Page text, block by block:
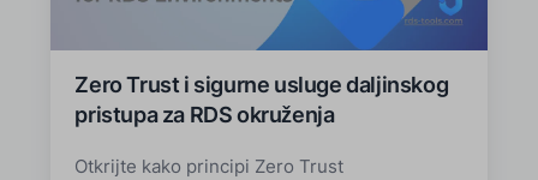
Zero Trust i sigurne usluge daljinskog
pristupa za RDS okruženja
Otkrijte kako principi Zero Trust